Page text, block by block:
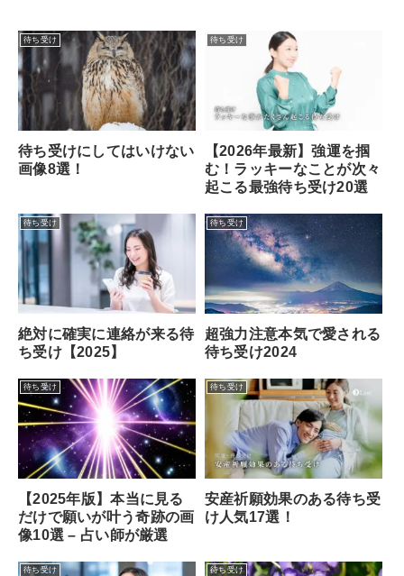
待ち受け
待ち受けにしてはいけない
画像8選！
待ち受け
【2026年最新】強運を掴
む！ラッキーなことが次々
起こる最強待ち受け20選
待ち受け
絶対に確実に連絡が来る待
ち受け【2025】
待ち受け
超強力注意本気で愛される
待ち受け2024
待ち受け
【2025年版】本当に見る
だけで願いが叶う奇跡の画
像10選 – 占い師が厳選
待ち受け
安産祈願効果のある待ち受
け人気17選！
待ち受け 待ち受け